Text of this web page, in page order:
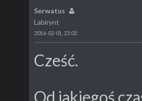
Serwatus
Labirynt
2016-02-01, 23:02
Cześć.
Od jakiegoś